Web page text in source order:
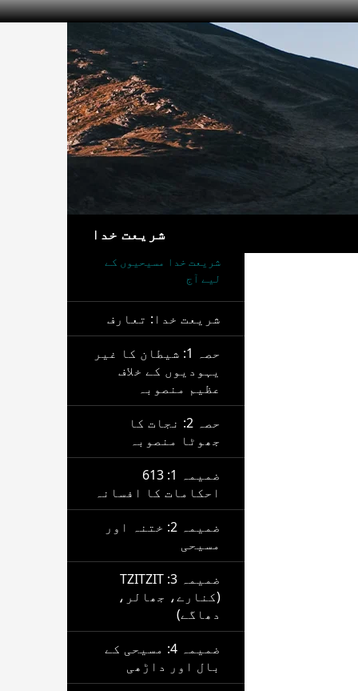
شریعت خدا
شریعت خدا مسیحیوں کے
لیے آج
شریعت خدا: تعارف
حصہ 1: شیطان کا غیر
یہودیوں کے خلاف
عظیم منصوبہ
حصہ 2: نجات کا
جھوٹا منصوبہ
ضمیمہ 1: 613
احکامات کا افسانہ
ضمیمہ 2: ختنہ اور
مسیحی
ضمیمہ 3: TZITZIT
(کنارے، جھالر،
دھاگے)
ضمیمہ 4: مسیحی کے
بال اور داڑھی